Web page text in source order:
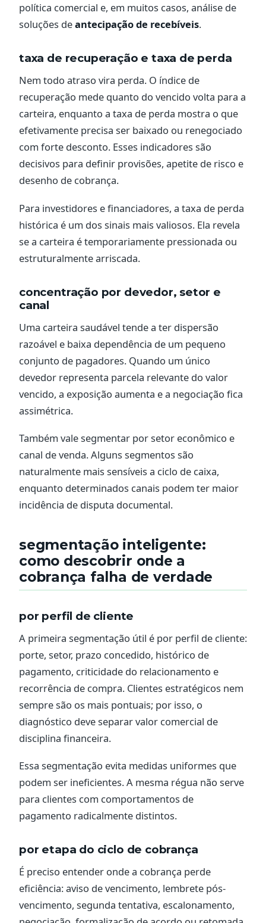
política comercial e, em muitos casos, análise de
soluções deantecipação de recebíveis.
taxa de recuperação e taxa de perda
Nem todo atraso vira perda. O índice de
recuperação mede quanto do vencido volta para a
carteira, enquanto a taxa de perda mostra o que
efetivamente precisa ser baixado ou renegociado
com forte desconto. Esses indicadores são
decisivos para definir provisões, apetite de risco e
desenho de cobrança.
Para investidores e financiadores, a taxa de perda
histórica é um dos sinais mais valiosos. Ela revela
se a carteira é temporariamente pressionada ou
estruturalmente arriscada.
concentração por devedor, setor e
canal
Uma carteira saudável tende a ter dispersão
razoável e baixa dependência de um pequeno
conjunto de pagadores. Quando um único
devedor representa parcela relevante do valor
vencido, a exposição aumenta e a negociação fica
assimétrica.
Também vale segmentar por setor econômico e
canal de venda. Alguns segmentos são
naturalmente mais sensíveis a ciclo de caixa,
enquanto determinados canais podem ter maior
incidência de disputa documental.
segmentação inteligente:
como descobrir onde a
cobrança falha de verdade
por perfil de cliente
A primeira segmentação útil é por perfil de cliente:
porte, setor, prazo concedido, histórico de
pagamento, criticidade do relacionamento e
recorrência de compra. Clientes estratégicos nem
sempre são os mais pontuais; por isso, o
diagnóstico deve separar valor comercial de
disciplina financeira.
Essa segmentação evita medidas uniformes que
podem ser ineficientes. A mesma régua não serve
para clientes com comportamentos de
pagamento radicalmente distintos.
por etapa do ciclo de cobrança
É preciso entender onde a cobrança perde
eficiência: aviso de vencimento, lembrete pós-
vencimento, segunda tentativa, escalonamento,